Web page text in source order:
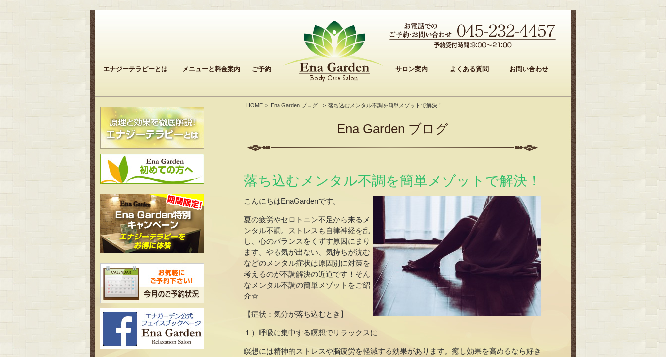
エナジーテラピーとは メニューと料金案内 ご予約 サロン案内 よくある質問 お問い合わせ
Ena Garden ブログ
落ち込むメンタル不調を簡単メゾットで解決！
こんにちはEnaGardenです。
夏の疲労やセロトニン不足から来るメ
ンタル不調。ストレスも自律神経を乱
し、心のバランスをくずす原因にまり
ます。やる気が出ない、気持ちが沈む
などのメンタル症状は原因別に対策を
考えるのが不調解決の近道です！そん
なメンタル不調の簡単メゾットをご紹
介☆
【症状：気分が落ち込むとき】
１）呼吸に集中する瞑想でリラックスに
瞑想には精神的ストレスや脳疲労を軽減する効果があります。癒し効果を高めるなら好き
HOME Ena Garden ブログ 落ち込むメンタル不調を簡単メゾットで解決！